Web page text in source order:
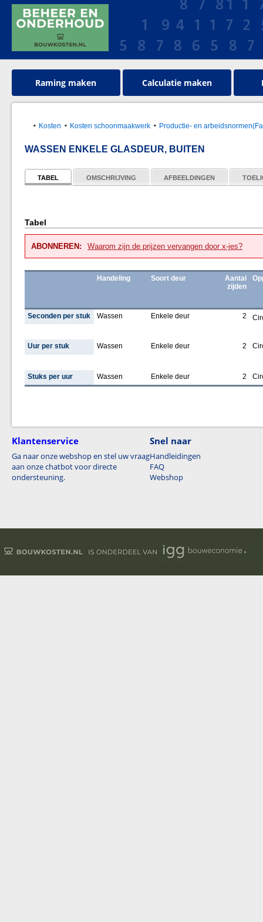
Raming maken Calculatie maken
Kosten Kosten schoonmaakwerk Productie- en
WASSEN ENKELE GLASDEUR, BUITEN
TABEL OMSCHRIJVING AFBEELDINGEN
Tabel
ABONNEREN: Waarom zijn de prijzen vervangen door x-jes?
Handeling Soort deur
Aantal
zijden
Seconden per stuk Wassen Enkele deur 2
Uur per stuk Wassen Enkele deur 2
Stuks per uur Wassen Enkele deur 2
Klantenservice
Ga naar onze webshop en stel uw vraag
aan onze chatbot voor directe
ondersteuning.
Snel naar
Handleidingen
FAQ
Webshop